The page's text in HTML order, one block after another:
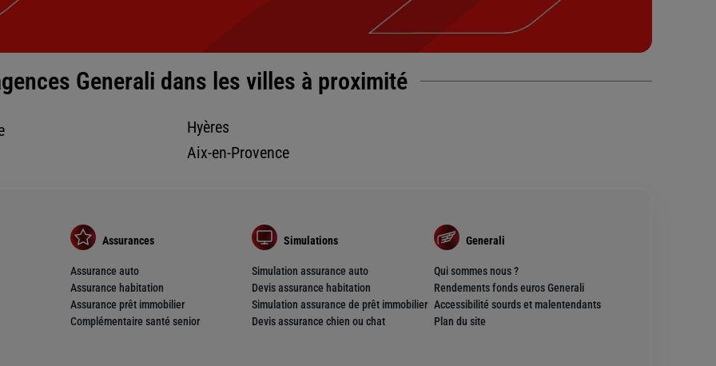
Generali dans les villes à proximité
Hyères
Aix-en-Provence
Assurances
Assurance auto
Assurance habitation
Assurance prêt immobilier
Complémentaire santé senior
Simulations
Simulation assurance auto
Devis assurance habitation
Simulation assurance de prêt immobilier
Devis assurance chien ou chat
Generali
Qui sommes nous ?
Rendements fonds euros Generali
Accessibilité sourds et malentendants
Plan du site